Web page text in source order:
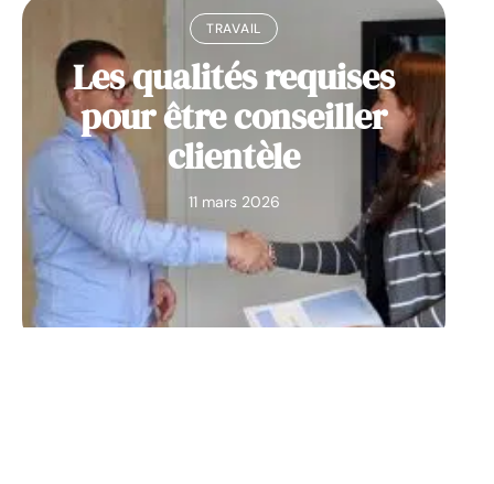
TRAVAIL
Les qualités requises
pour être conseiller
clientèle
11 mars 2026